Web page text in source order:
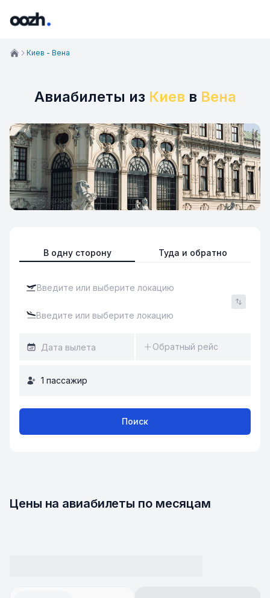
Авиабилеты из Киев в Вена
В одну сторону Туда и обратно
Обратный рейс
1 пассажир
Поиск
Киев - Вена
Цены на авиабилеты по месяцам